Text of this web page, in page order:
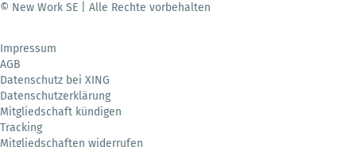
© New Work SE | Alle Rechte vorbehalten
Impressum
AGB
Datenschutz bei XING
Datenschutzerklärung
Mitgliedschaft kündigen
Tracking
Mitgliedschaften widerrufen